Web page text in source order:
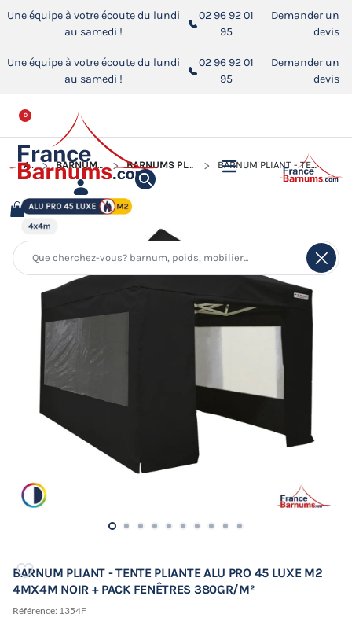
Une équipe à votre écoute du lundi
au samedi !
02 96 92 01
95
Demander un
devis
Une équipe à votre écoute du lundi
au samedi !
02 96 92 01
95
Demander un
devis
0
ACCUEIL BARNUMS PLIANTS ALUMINIUM PRO 45 LUXE M2 BARNUMS PLIANTS ALUMINIUM PRO 45 LUXE M2 AVEC FENÊTRES BARNUM PLIANT - TENTE PLIANTE ALU PRO 45 LUXE M2 4MX4M NOIR + PACK FENÊTRES 380GR/M²
BARNUM PLIANT - TENTE PLIANTE ALU PRO 45 LUXE M2
4MX4M NOIR + PACK FENÊTRES 380GR/M²
Référence: 1354F